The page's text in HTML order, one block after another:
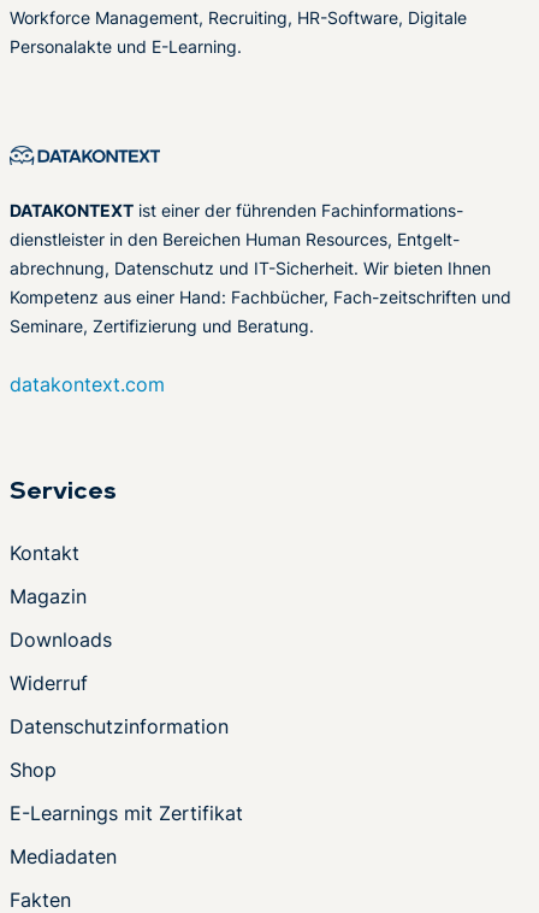
Workforce Management, Recruiting, HR-Software, Digitale
Personalakte und E-Learning.
DATAKONTEXT ist einer der führenden Fachinformations-
dienstleister in den Bereichen Human Resources, Entgelt-
abrechnung, Datenschutz und IT-Sicherheit. Wir bieten Ihnen
Kompetenz aus einer Hand: Fachbücher, Fach-zeitschriften und
Seminare, Zertifizierung und Beratung.
datakontext.com
Services
Kontakt
Magazin
Downloads
Widerruf
Datenschutzinformation
Shop
E-Learnings mit Zertifikat
Mediadaten
Fakten